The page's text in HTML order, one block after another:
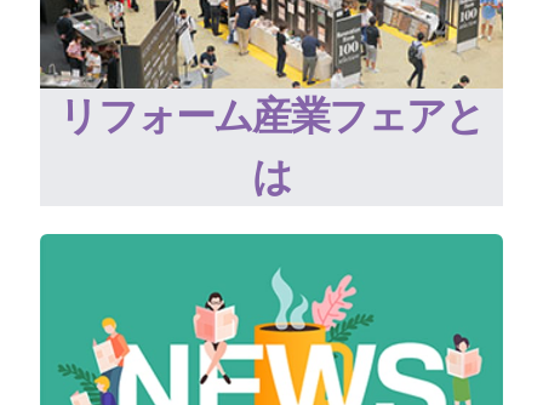
リフォーム産業フェアと
は